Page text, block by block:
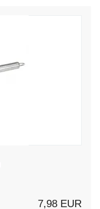
7,98 EUR